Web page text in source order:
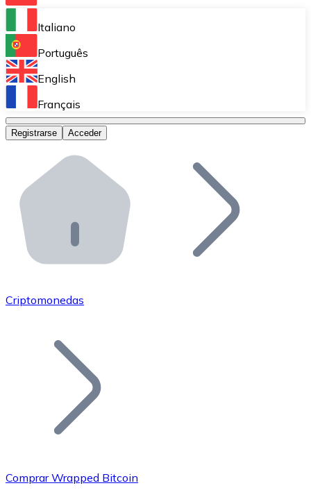
Bitnovo Ramp
Integra nuestra solución en tu plataforma.
Bitnovo Giftcards
Bitnovo OTC
Bitnovo ATM
Integra un ATM Bitnovo en tu negocio y permite que
Bitnovo API
Integra nuestra API en tu ecosistema.
Únete a nuestra red de distribuidores.
Añade tu proyecto a nuestro ecosistema.
Italiano
Português
English
Français
Registrarse Acceder
Criptomonedas
Comprar Wrapped Bitcoin